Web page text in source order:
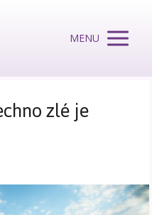
MENU
zlé je